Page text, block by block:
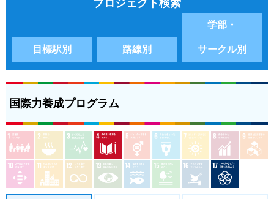
プロジェクト検索
目標駅別 路線別
学部・
サークル別
国際力養成プログラム